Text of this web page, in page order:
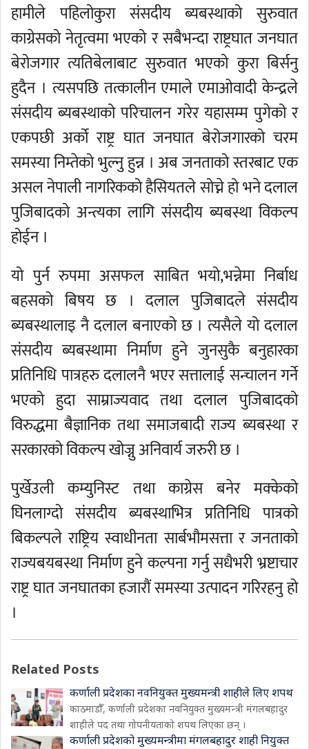
हामीले पहिलोकुरा संसदीय ब्यबस्थाको सुरुवात
काग्रेसको नेतृत्वमा भएको र सबैभन्दा राष्ट्रघात जनघात
बेरोजगार त्यतिबेलाबाट सुरुवात भएको कुरा बिर्सनु
हुदैन । त्यसपछि तत्कालीन एमाले एमाओवादी केन्द्रले
संसदीय ब्यबस्थाको परिचालन गरेर यहासम्म पुगेको र
एकपछी अर्को राष्ट्र घात जनघात बेरोजगारको चरम
समस्या निम्तेको भुल्नु हुन्न । अब जनताको स्तरबाट एक
असल नेपाली नागरिकको हैसियतले सोच्ने हो भने दलाल
पुजिबादको अन्त्यका लागि संसदीय ब्यबस्था विकल्प
होईन ।
यो पुर्न रुपमा असफल साबित भयो,भन्नेमा निर्बाध
बहसको बिषय छ । दलाल पुजिबादले संसदीय
ब्यबस्थालाइ नै दलाल बनाएको छ । त्यसैले यो दलाल
संसदीय ब्यबस्थामा निर्माण हुने जुनसुकै बनुहारका
प्रतिनिधि पात्रहरु दलालनै भएर सत्तालाई सन्चालन गर्ने
भएको हुदा साम्राज्यवाद तथा दलाल पुजिबादको
विरुद्धमा बैज्ञानिक तथा समाजबादी राज्य ब्यबस्था र
सरकारको विकल्प खोज्नु अनिवार्य जरुरी छ ।
पुर्खेउली कम्युनिस्ट तथा काग्रेस बनेर मक्केको
घिनलाग्दो संसदीय ब्यबस्थाभित्र प्रतिनिधि पात्रको
बिकल्पले राष्ट्रिय स्वाधीनता सार्बभौमसत्ता र जनताको
राज्यबयबस्था निर्माण हुने कल्पना गर्नु सधैभरी भ्रष्टाचार
राष्ट्र घात जनघातका हजारौं समस्या उत्पादन गरिरहनु हो
।
Related Posts
कर्णाली प्रदेशका नवनियुक्त मुख्यमन्त्री शाहीले लिए शपथ
काठमाडौँ, कर्णाली प्रदेशका नवनियुक्त मुख्यमन्त्री मंगलबहादुर
शाहीले पद तथा गोपनीयताको शपथ लिएका छन् ।
कर्णाली प्रदेशको मुख्यमन्त्रीमा मंगलबहादुर शाही नियुक्त